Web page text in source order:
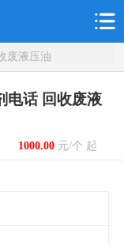
废液压油
电话 回收废液
1000.00元/个 起